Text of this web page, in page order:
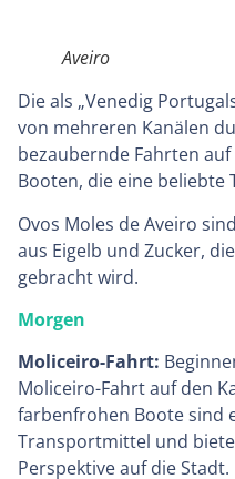
Aveiro
Die als „Venedig
von mehreren Kanälen
bezaubernde Fahrten
Booten, die eine
Ovos Moles de Aveiro
aus Eigelb und Zucker,
gebracht wird.
Morgen
Moliceiro-Fahrt:
Moliceiro-Fahrt auf den
farbenfrohen Boote sind
Transportmittel und
Perspektive auf die Stadt.